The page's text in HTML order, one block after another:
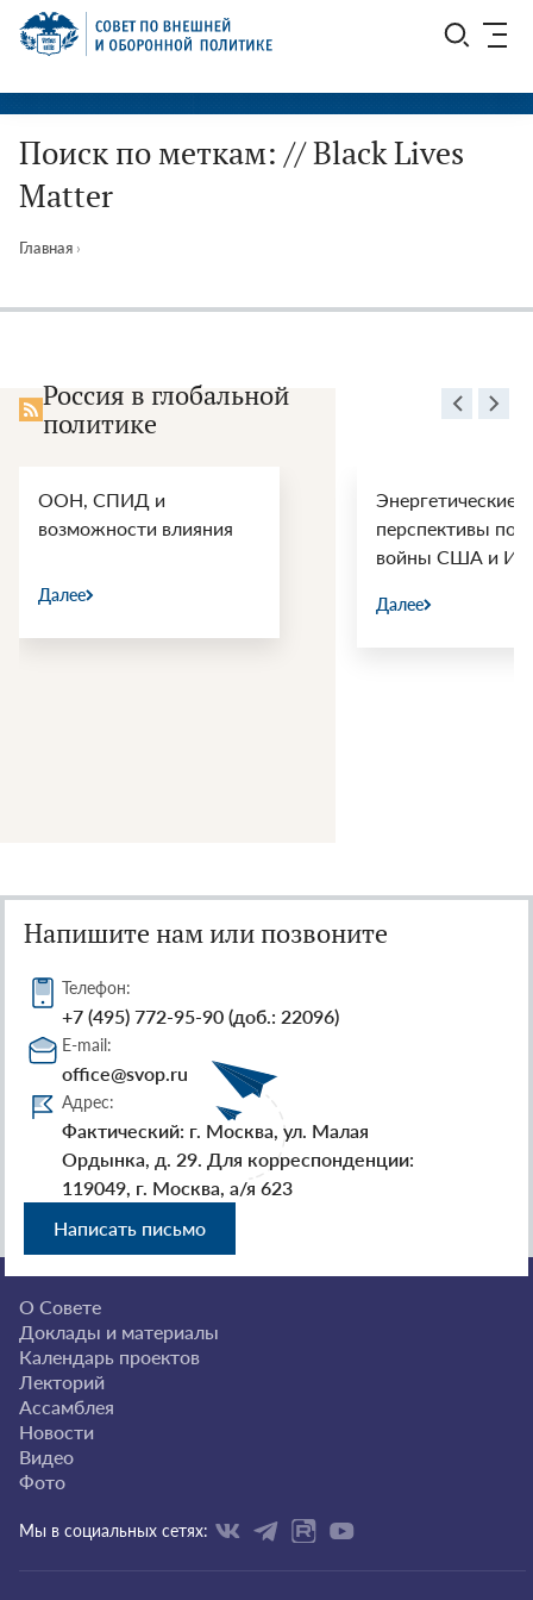
Перейти
СВОП
Поиск по меткам: // Black Lives
Matter
Главная ›
Россия в глобальной
политике
ООН, СПИД и
возможности влияния
Далее
Энергетические
перспективы
войны США и
Далее
Напишите нам или позвоните
Телефон:
+7 (495) 772-95-90 (доб.: 22096)
E-mail:
office@svop.ru
Адрес:
Фактический: г. Москва, ул. Малая
Ордынка, д. 29. Для корреспонденции:
119049, г. Москва, а/я 623
Написать письмо
О Совете
Доклады и материалы
Календарь проектов
Лекторий
Ассамблея
Новости
Видео
Фото
Мы в социальных сетях: